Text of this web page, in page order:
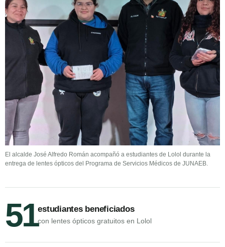
El alcalde José Alfredo Román acompañó a estudiantes de Lolol durante la
entrega de lentes ópticos del Programa de Servicios Médicos de JUNAEB.
51estudiantes beneficiados
con lentes ópticos gratuitos en Lolol